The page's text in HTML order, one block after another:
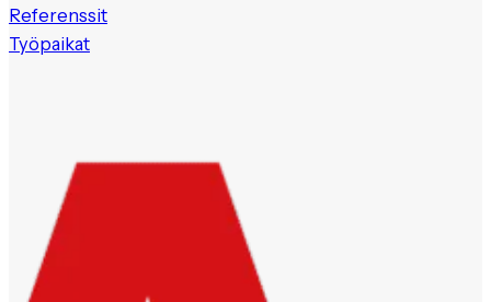
Referenssit
Työpaikat